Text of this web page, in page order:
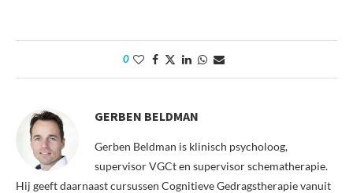
0
GERBEN BELDMAN
Gerben Beldman is klinisch psycholoog,
supervisor VGCt en supervisor schematherapie.
Hij geeft daarnaast cursussen Cognitieve Gedragstherapie vanuit